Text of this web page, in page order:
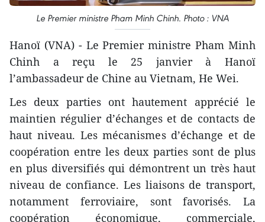
Le Premier ministre Pham Minh Chinh. Photo : VNA
Hanoï (VNA) - Le Premier ministre Pham Minh
Chinh a reçu le 25 janvier à Hanoï
l’ambassadeur de Chine au Vietnam, He Wei.
Les deux parties ont hautement apprécié le
maintien régulier d’échanges et de contacts de
haut niveau. Les mécanismes d’échange et de
coopération entre les deux parties sont de plus
en plus diversifiés qui démontrent un très haut
niveau de confiance. Les liaisons de transport,
notamment ferroviaire, sont favorisés. La
coopération économique, commerciale,